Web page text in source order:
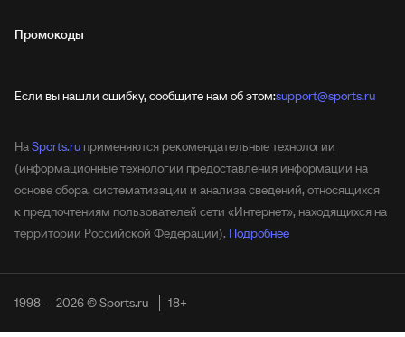
Промокоды
Если вы нашли ошибку, сообщите нам об этом:support@sports.ru
НаSports.ru применяются рекомендательные технологии
(информационные технологии предоставления информации на
основе сбора, систематизации и анализа сведений, относящихся
к предпочтениям пользователей сети «Интернет», находящихся на
территории Российской Федерации). Подробнее
1998 — 2026 © Sports.ru 18+